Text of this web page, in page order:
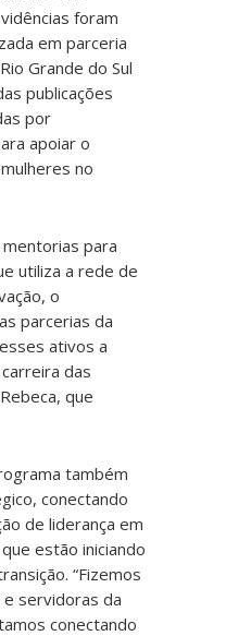
foram
em parceria
Grande do Sul
publicações
por
apoiar o
no
para
utiliza a rede de
o
parcerias da
ativos a
das
que
também
conectando
de liderança em
estão iniciando
“Fizemos
servidoras da
conectando